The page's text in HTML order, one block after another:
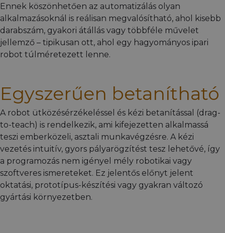
Ennek köszönhetően az automatizálás olyan
alkalmazásoknál is reálisan megvalósítható, ahol kisebb
darabszám, gyakori átállás vagy többféle művelet
jellemző – tipikusan ott, ahol egy hagyományos ipari
robot túlméretezett lenne.
Egyszerűen betanítható
A robot ütközésérzékeléssel és kézi betanítással (drag-
to-teach) is rendelkezik, ami kifejezetten alkalmassá
teszi emberközeli, asztali munkavégzésre. A kézi
vezetés intuitív, gyors pályarögzítést tesz lehetővé, így
a programozás nem igényel mély robotikai vagy
szoftveres ismereteket. Ez jelentős előnyt jelent
oktatási, prototípus-készítési vagy gyakran változó
gyártási környezetben.